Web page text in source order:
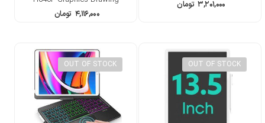
۳,۲۰۱,۰۰۰ تومان
Tablet 8192 Pen
۴,۱۱۶,۰۰۰ تومان
OUT OF STOCK
OUT OF STOCK